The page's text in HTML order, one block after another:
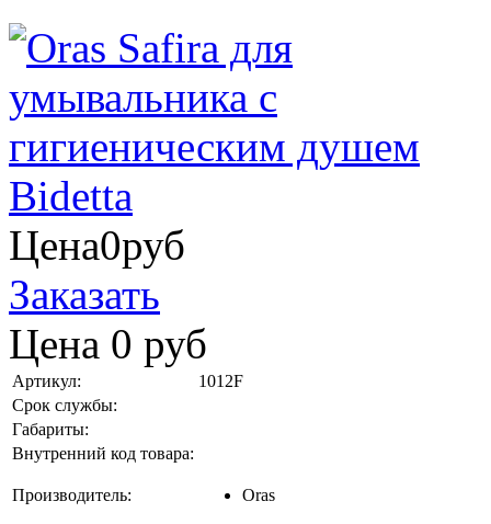
Цена0руб
Заказать
Цена 0 руб
Артикул:
1012F
Срок службы:
Габариты:
Внутренний код товара:
Производитель: Oras